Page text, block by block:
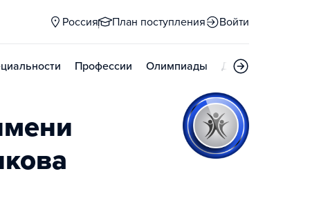
Россия План поступления Войти
Профессии Олимпиады Дни открытых